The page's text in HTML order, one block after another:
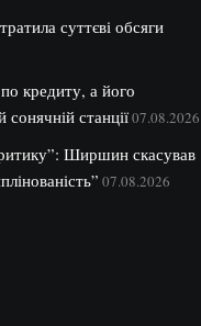
суттєві обсяги
кредиту, а його
станції07.08.2026
Ширшин скасував
07.08.2026